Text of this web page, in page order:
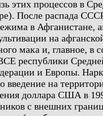
этих процессов в
После распада
в Афганистане,
на
мака и, главное, в
республики
и Европы.
введение на
доллара США в
с внешних